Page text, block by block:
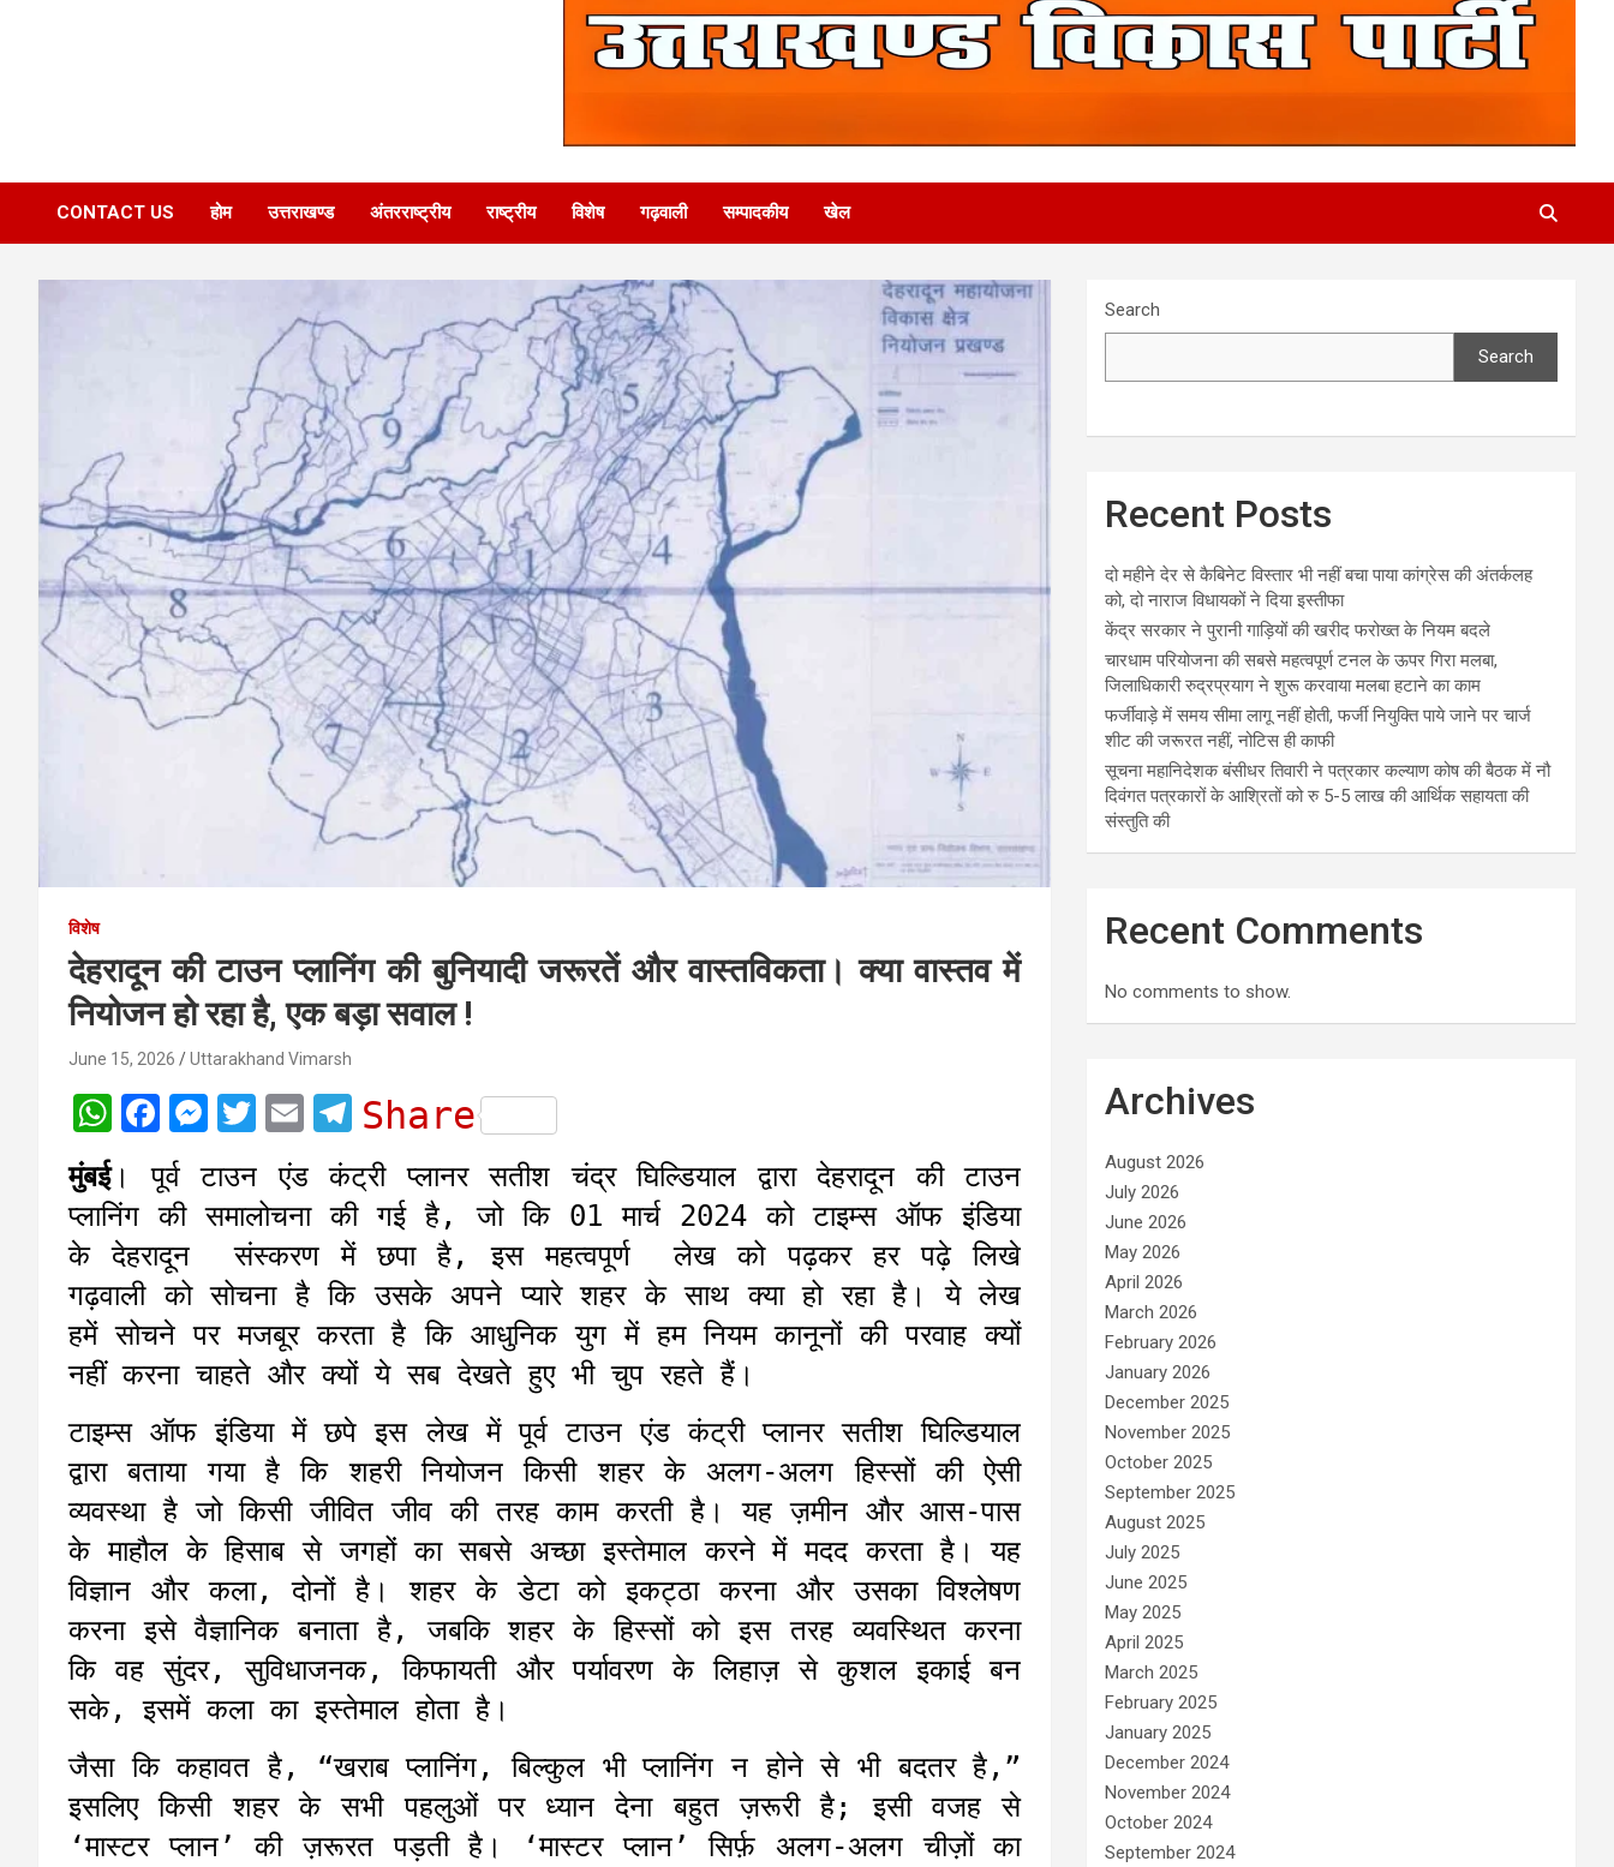
CONTACT US होम उत्तराखण्ड अंतरराष्ट्रीय राष्ट्रीय विशेष गढ़वाली सम्पादकीय खेल
विशेष
देहरादून की टाउन प्लानिंग की बुनियादी जरूरतें और वास्तविकता। क्या वास्तव में
नियोजन हो रहा है, एक बड़ा सवाल !
June 15, 2026 Uttarakhand Vimarsh
W
a
t
s
A
p
p
F
a
c
e
b
o
o
k
M
s
s
e
n
g
e
r
T
i
t
t
e
r
E
a
i
l
T
e
l
e
g
r
a
m
Share
मुंबई। पूर्व टाउन एंड कंट्री प्लानर सतीश चंद्र घिल्डियाल द्वारा देहरादून की टाउन
प्लानिंग की समालोचना की गई है, जो कि 01 मार्च 2024 को टाइम्स ऑफ इंडिया
के देहरादून संस्करण में छपा है, इस महत्वपूर्ण लेख को पढ़कर हर पढ़े लिखे
गढ़वाली को सोचना है कि उसके अपने प्यारे शहर के साथ क्या हो रहा है। ये लेख
हमें सोचने पर मजबूर करता है कि आधुनिक युग में हम नियम कानूनों की परवाह क्यों
नहीं करना चाहते और क्यों ये सब देखते हुए भी चुप रहते हैं।
टाइम्स ऑफ इंडिया में छपे इस लेख में पूर्व टाउन एंड कंट्री प्लानर सतीश घिल्डियाल
द्वारा बताया गया है कि शहरी नियोजन किसी शहर के अलग-अलग हिस्सों की ऐसी
व्यवस्था है जो किसी जीवित जीव की तरह काम करती है। यह ज़मीन और आस-पास
के माहौल के हिसाब से जगहों का सबसे अच्छा इस्तेमाल करने में मदद करता है। यह
विज्ञान और कला, दोनों है। शहर के डेटा को इकट्ठा करना और उसका विश्लेषण
करना इसे वैज्ञानिक बनाता है, जबकि शहर के हिस्सों को इस तरह व्यवस्थित करना
कि वह सुंदर, सुविधाजनक, किफायती और पर्यावरण के लिहाज़ से कुशल इकाई बन
सके, इसमें कला का इस्तेमाल होता है।
जैसा कि कहावत है, “खराब प्लानिंग, बिल्कुल भी प्लानिंग न होने से भी बदतर है,”
इसलिए किसी शहर के सभी पहलुओं पर ध्यान देना बहुत ज़रूरी है; इसी वजह से
‘मास्टर प्लान’ की ज़रूरत पड़ती है। ‘मास्टर प्लान’ सिर्फ़ अलग-अलग चीज़ों का
Search
Search
Recent Posts
दो महीने देर से कैबिनेट विस्तार भी नहीं बचा पाया कांग्रेस की अंतर्कलह
को, दो नाराज विधायकों ने दिया इस्तीफा
केंद्र सरकार ने पुरानी गाड़ियों की खरीद फरोख्त के नियम बदले
चारधाम परियोजना की सबसे महत्वपूर्ण टनल के ऊपर गिरा मलबा,
जिलाधिकारी रुद्रप्रयाग ने शुरू करवाया मलबा हटाने का काम
फर्जीवाड़े में समय सीमा लागू नहीं होती, फर्जी नियुक्ति पाये जाने पर चार्ज
शीट की जरूरत नहीं, नोटिस ही काफी
सूचना महानिदेशक बंसीधर तिवारी ने पत्रकार कल्याण कोष की बैठक में नौ
दिवंगत पत्रकारों के आश्रितों को रु 5-5 लाख की आर्थिक सहायता की
संस्तुति की
Recent Comments
No comments to show.
Archives
August 2026
July 2026
June 2026
May 2026
April 2026
March 2026
February 2026
January 2026
December 2025
November 2025
October 2025
September 2025
August 2025
July 2025
June 2025
May 2025
April 2025
March 2025
February 2025
January 2025
December 2024
November 2024
October 2024
September 2024